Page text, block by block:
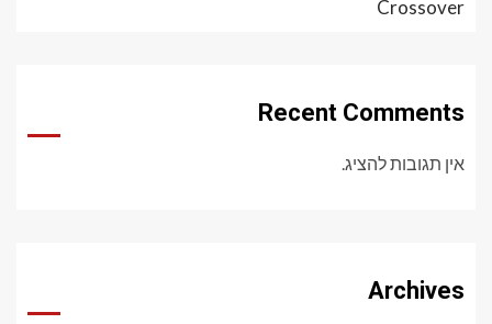
Crossover
Recent Comments
אין תגובות להציג.
Archives